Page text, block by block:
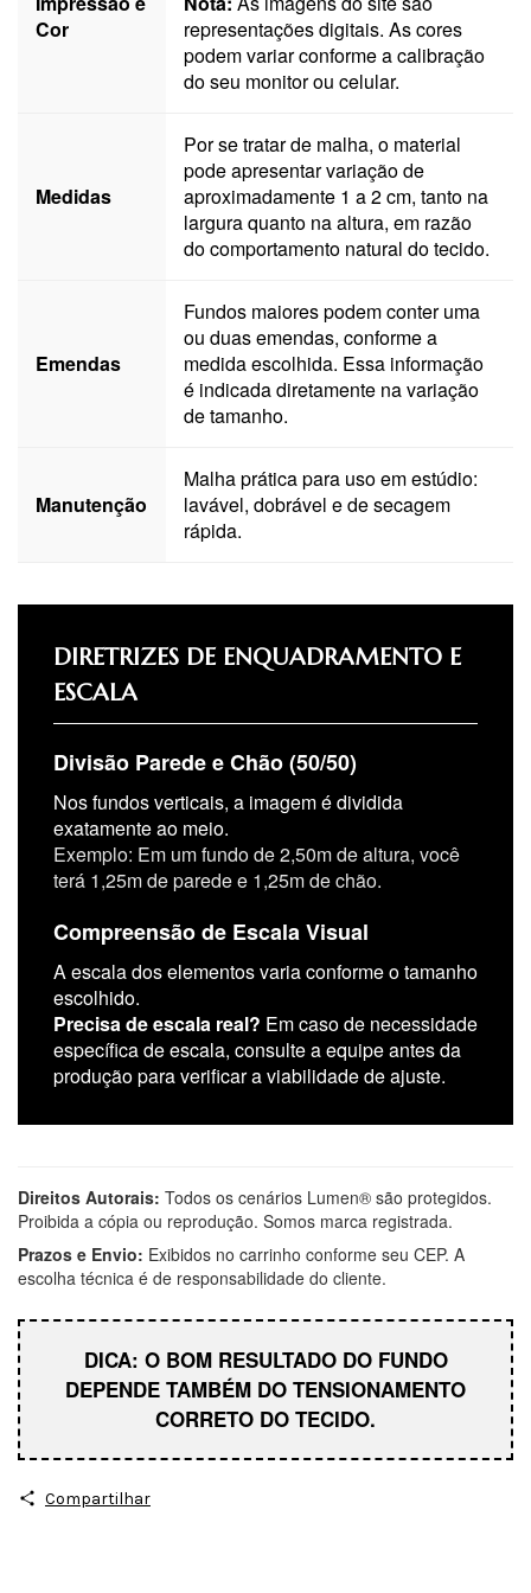
Cor
representações digitais. As cores
podem variar conforme a calibração
do seu monitor ou celular.
Medidas
Por se tratar de malha, o material
pode apresentar variação de
aproximadamente 1 a 2 cm, tanto na
largura quanto na altura, em razão
do comportamento natural do tecido.
Emendas
Fundos maiores podem conter uma
ou duas emendas, conforme a
medida escolhida. Essa informação
é indicada diretamente na variação
de tamanho.
Manutenção
Malha prática para uso em estúdio:
lavável, dobrável e de secagem
rápida.
DIRETRIZES DE ENQUADRAMENTO E
ESCALA
Divisão Parede e Chão (50/50)
Nos fundos verticais, a imagem é dividida
exatamente ao meio.
Exemplo: Em um fundo de 2,50m de altura, você
terá 1,25m de parede e 1,25m de chão.
Compreensão de Escala Visual
A escala dos elementos varia conforme o tamanho
escolhido.
Precisa de escala real? Em caso de necessidade
específica de escala, consulte a equipe antes da
produção para verificar a viabilidade de ajuste.
Direitos Autorais: Todos os cenários Lumen® são protegidos.
Proibida a cópia ou reprodução. Somos marca registrada.
Prazos e Envio: Exibidos no carrinho conforme seu CEP. A
escolha técnica é de responsabilidade do cliente.
DICA: O BOM RESULTADO DO FUNDO
DEPENDE TAMBÉM DO TENSIONAMENTO
CORRETO DO TECIDO.
Compartilhar